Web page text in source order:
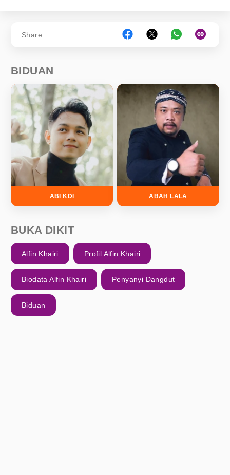
Share
BIDUAN
ABI KDI ABAH LALA
BUKA DIKIT
Alfin Khairi Profil Alfin Khairi
Biodata Alfin Khairi Penyanyi Dangdut
Biduan